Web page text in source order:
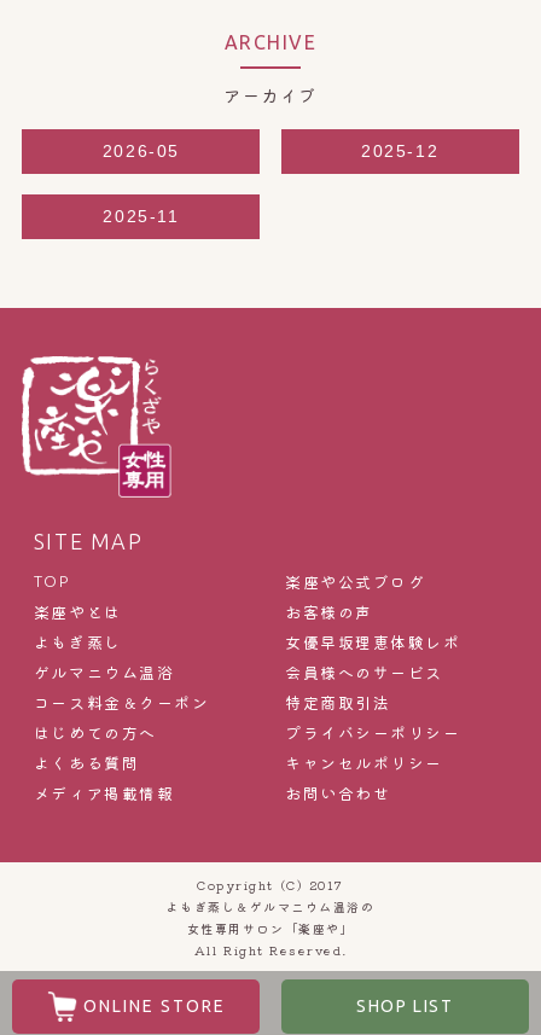
ARCHIVE
アーカイブ
2026-05 2025-12
2025-11
ONLINE STORE SHOP LIST
SITE MAP
TOP
楽座やとは
よもぎ蒸し
ゲルマニウム温浴
コース料金＆クーポン
はじめての方へ
よくある質問
メディア掲載情報
楽座や公式ブログ
お客様の声
女優早坂理恵体験レポ
会員様へのサービス
特定商取引法
プライバシーポリシー
キャンセルポリシー
お問い合わせ
Copyright (C) 2017
よもぎ蒸し＆ゲルマニウム温浴の
女性専用サロン「楽座や」
All Right Reserved.